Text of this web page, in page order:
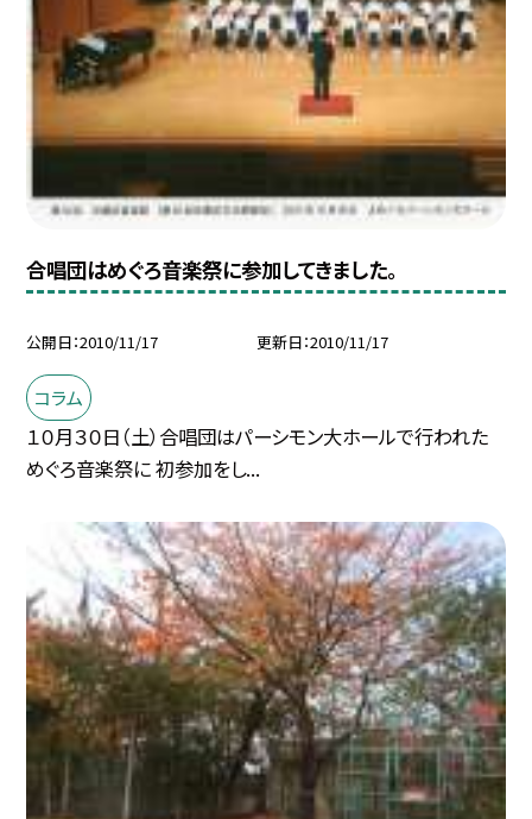
合唱団はめぐろ音楽祭に参加してきました。
公開日 2010/11/17 更新日 2010/11/17
コラム
１０月３０日（土）合唱団はパーシモン大ホールで行われた
めぐろ音楽祭に 初参加をし...